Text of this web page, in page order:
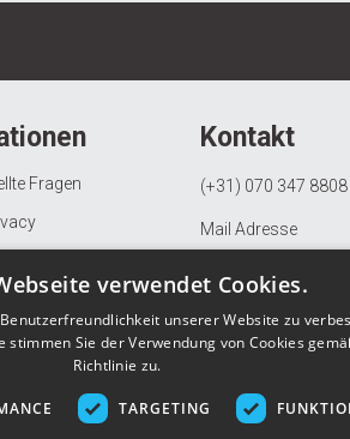
Fragen
Rückgaberecht
Kontakt
(+31) 070 347 8808
Mail Adresse
KVK: 97082163
BTW:
verwendet Cookies.
unserer Website zu
Sie der Verwendung von Cookies
Richtlinie zu.
TARGETING